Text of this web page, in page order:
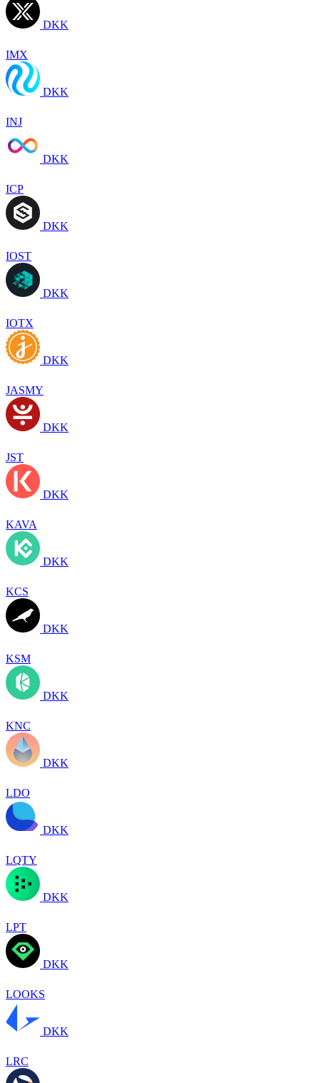
DKK
IMX
DKK
INJ
DKK
ICP
DKK
IOST
DKK
IOTX
DKK
JASMY
DKK
JST
DKK
KAVA
DKK
KCS
DKK
KSM
DKK
KNC
DKK
LDO
DKK
LQTY
DKK
LPT
DKK
LOOKS
DKK
LRC